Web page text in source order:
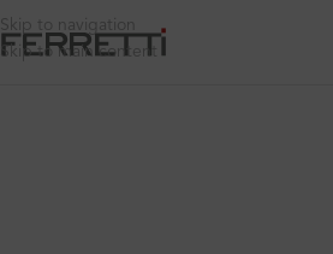
Skip to navigation
Skip to main content